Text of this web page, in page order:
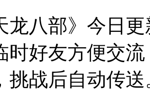
龙八部》今日
时好友方便交
挑战后自动传